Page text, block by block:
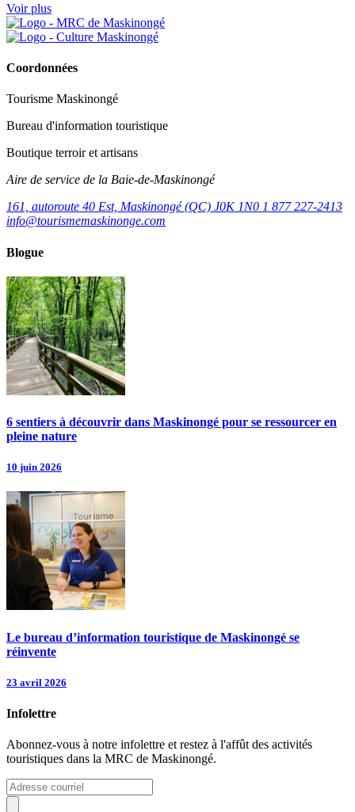
Voir plus
Coordonnées
Tourisme Maskinongé
Bureau d'information touristique
Boutique terroir et artisans
Aire de service de la Baie-de-Maskinongé
161, autoroute 40 Est, Maskinongé (QC) J0K 1N0 1 877 227-2413
info@tourismemaskinonge.com
Blogue
6 sentiers à découvrir dans Maskinongé pour se ressourcer en
pleine nature
10 juin 2026
Le bureau d’information touristique de Maskinongé se
réinvente
23 avril 2026
Infolettre
Abonnez-vous à notre infolettre et restez à l'affût des activités
touristiques dans la MRC de Maskinongé.